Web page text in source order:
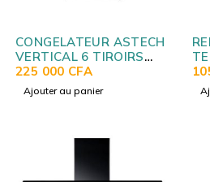
CONGELATEUR ASTECH
VERTICAL 6 TIROIRS
PLAQ ALU SILVER FA-
230S
225 000 CFA
Ajouter au panier